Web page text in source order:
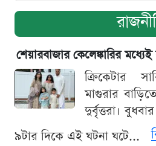
শেয়ারবাজার কেলেঙ্কারির
ক্রিকেটার
মাগুরার
দুর্বৃত্তরা।
৯টার দিকে এই ঘটনা ঘটে...